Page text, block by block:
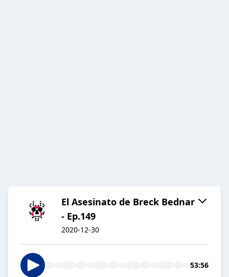
El Asesinato de Breck Bednar
- Ep.149
2020-12-30
53:56